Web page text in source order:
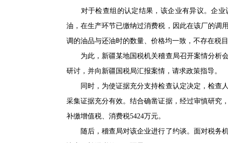
对于检查组的认定结果，该企业有异议。企业
油，在生产环节已缴纳过消费税，因此在该厂的调
调的油品与还油时的数量、价格均一致，不存在税
为此，新疆某地国税机关稽查局召开案情分析会
研讨，并向新疆国税局汇报案情，请求政策指导。
同时，为使证据充分支持检查认定决定，检查人
采集证据充分有效。结合确凿证据，经过审慎研究
补缴增值税、消费税5424万元。
随后，稽查局对该企业进行了约谈。面对税务机